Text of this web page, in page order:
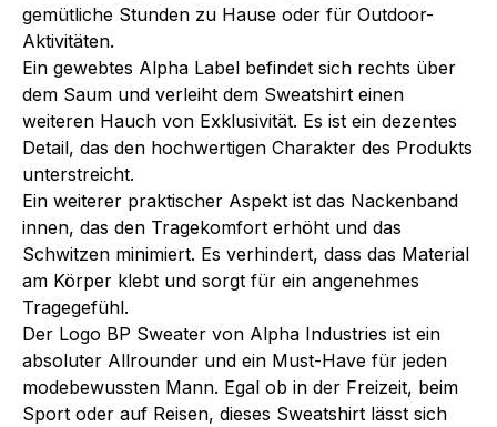
gemütliche Stunden zu Hause oder für Outdoor-
Aktivitäten.
Ein gewebtes Alpha Label befindet sich rechts über
dem Saum und verleiht dem Sweatshirt einen
weiteren Hauch von Exklusivität. Es ist ein dezentes
Detail, das den hochwertigen Charakter des Produkts
unterstreicht.
Ein weiterer praktischer Aspekt ist das Nackenband
innen, das den Tragekomfort erhöht und das
Schwitzen minimiert. Es verhindert, dass das Material
am Körper klebt und sorgt für ein angenehmes
Tragegefühl.
Der Logo BP Sweater von Alpha Industries ist ein
absoluter Allrounder und ein Must-Have für jeden
modebewussten Mann. Egal ob in der Freizeit, beim
Sport oder auf Reisen, dieses Sweatshirt lässt sich